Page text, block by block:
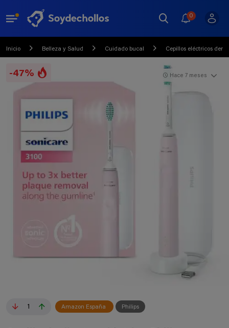
0
Inicio Belleza y Salud Cuidado bucal Cepillos eléctricos
-47%
1 Amazon España Philips
Hace 7 meses